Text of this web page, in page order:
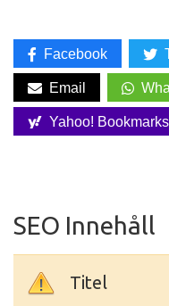
Facebook
Email
Yahoo! Bookmarks
SEO Innehåll
Titel